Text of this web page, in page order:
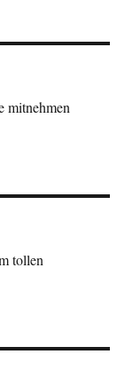
mitnehmen
tollen